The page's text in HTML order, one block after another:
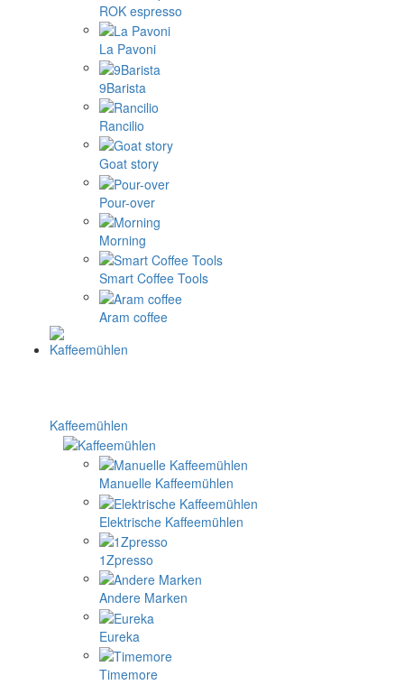
ROK espresso
La Pavoni
9Barista
Rancilio
Goat story
Pour-over
Morning
Smart Coffee Tools
Aram coffee
Kaffeemühlen
Manuelle Kaffeemühlen
Elektrische Kaffeemühlen
1Zpresso
Andere Marken
Eureka
Timemore